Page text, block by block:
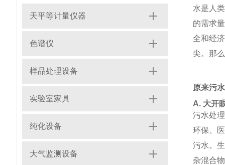
天平等计量仪器
色谱仪
样品处理设备
实验室家具
纯化设备
大气监测设备
水是人
的需求
全和经
尖。那
原来污
A. 大开
污水处
环保、
污水。
杂混合